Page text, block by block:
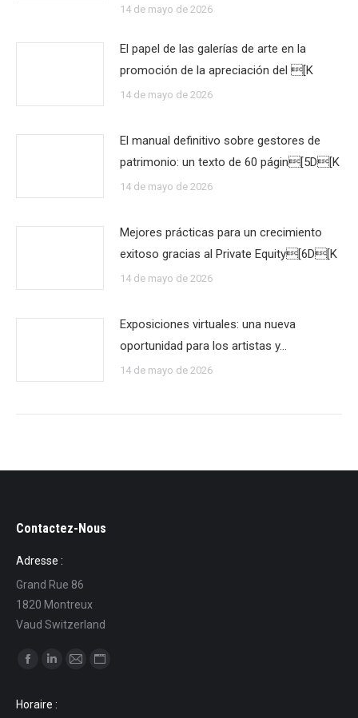
14 de mayo de 2026
El papel de las galerías de arte en la
promoción de la apreciación del [K
14 de mayo de 2026
El manual definitivo sobre gestores de
patrimonio: un texto de 60 págin[5D[K
14 de mayo de 2026
Mejores prácticas para un crecimiento
exitoso gracias al Private Equity[6D[K
14 de mayo de 2026
Exposiciones virtuales: una nueva
oportunidad para los artistas y…
14 de mayo de 2026
Contactez-Nous
Adresse :
Grand Rue 86
1820 Montreux
Vaud Switzerland
Find us on:
opensopens
Horaire :